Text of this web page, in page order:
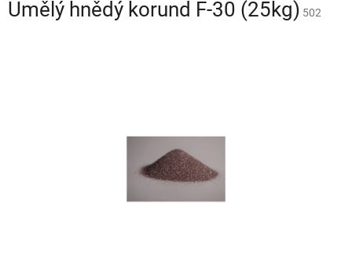
Umělý hnědý korund F-30 (25kg) 502